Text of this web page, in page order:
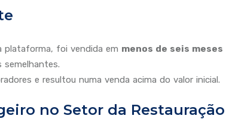
plataforma, foi vendida em menos de seis meses
semelhantes.
e resultou numa venda acima do valor inicial.
no Setor da Restauração